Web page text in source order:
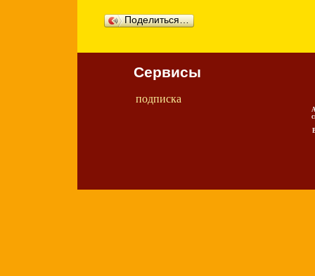
Поделиться…
Сервисы
подписка